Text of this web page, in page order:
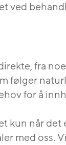
ved
fra
følger
for å
kun når
med oss.